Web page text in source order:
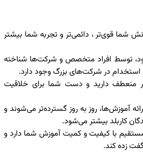
شما قوی‌تر ، دائمی‌تر و تجربه شما بیشتر
توسط افراد متخصص و شرکت‌ها شناخته
در شرکت‌های بزرگ وجود دارد.
منعطف دارید و دست شما برای خلاقیت
آموزش‌ها، روز به روز گسترده‌تر می‌شوند و
کاربلد بیشتر می‌شود.
با کیفیت و کمیت آموزش شما دارد و
زده کند.